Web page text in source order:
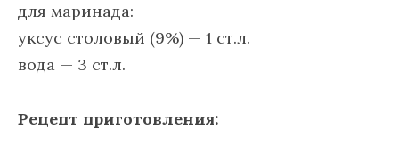
для маринада:
уксус столовый (9%) — 1 ст.л.
вода — 3 ст.л.
Рецепт приготовления: